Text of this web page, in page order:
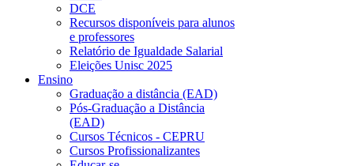
DCE
Recursos disponíveis para alunos
e professores
Relatório de Igualdade Salarial
Eleições Unisc 2025
Ensino
Graduação a distância (EAD)
Pós-Graduação a Distância
(EAD)
Cursos Técnicos - CEPRU
Cursos Profissionalizantes